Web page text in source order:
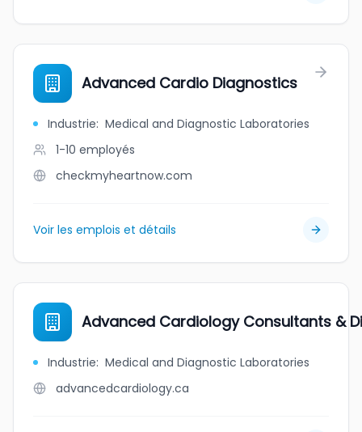
Advanced Cardio Diagnostics
Industrie: Medical and Diagnostic Laboratories
1-10 employés
checkmyheartnow.com
Voir les emplois et détails
Advanced Cardiology Consultants &
Industrie: Medical and Diagnostic Laboratories
advancedcardiology.ca